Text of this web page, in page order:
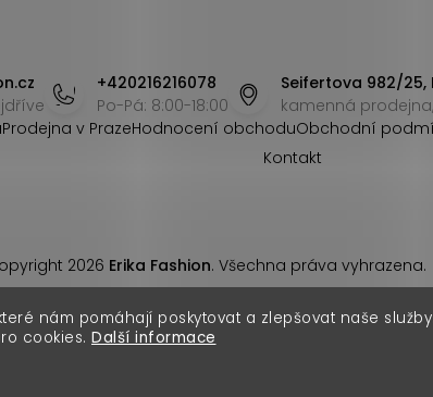
nám pomáhají poskytovat a zlepšovat naše
cookies. Další informace
+420216216078
Po-Pá: 8:00-18:00
Seifertova 982/25,
kamenná prodejna,
Prodejna v PrazeHodnocení obchoduObchodní
Kontakt
2026 Erika Fashion. Všechna práva vyhrazena.